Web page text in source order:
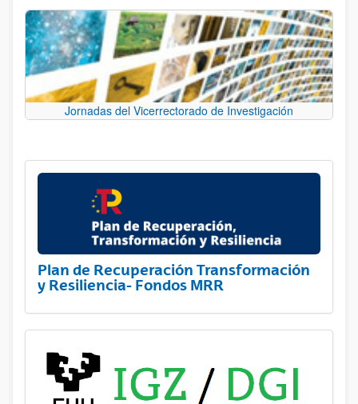
Jornadas del Vicerrectorado de Investigación
Plan de Recuperación Transformación
y Resiliencia- Fondos MRR